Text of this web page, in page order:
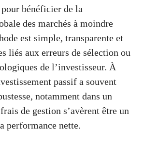
bénéficier de la
des marchés à moindre
est simple, transparente et
liés aux erreurs de sélection ou
de l’investisseur. À
passif a souvent
notamment dans un
de gestion s’avèrent être un
performance nette.